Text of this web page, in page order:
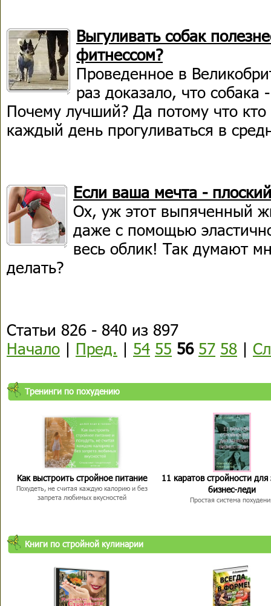
Выгуливать собак
фитнессом?
Проведенное в
раз доказало, что
Почему лучший? Да потому что
каждый день прогуливаться в
Если ваша мечта -
Ох, уж этот выпяченный
даже с помощью
весь облик! Так думают
делать?
Статьи 826 - 840 из 897
Начало | Пред. | 54 55 56 57 58 |
Тренинги по похудению
Как выстроить стройное питание
Похудеть, не считая каждую калорию и без
запрета любимых вкусностей
11 каратов стройности для
бизнес-леди
Простая система
Книги по стройной кулинарии